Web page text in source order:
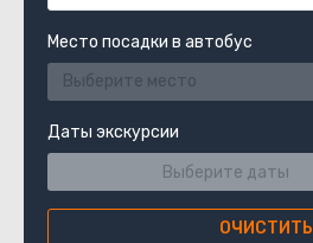
Место посадки в автобус
Выберите место
Даты экскурсии
ОЧИСТИТЬ